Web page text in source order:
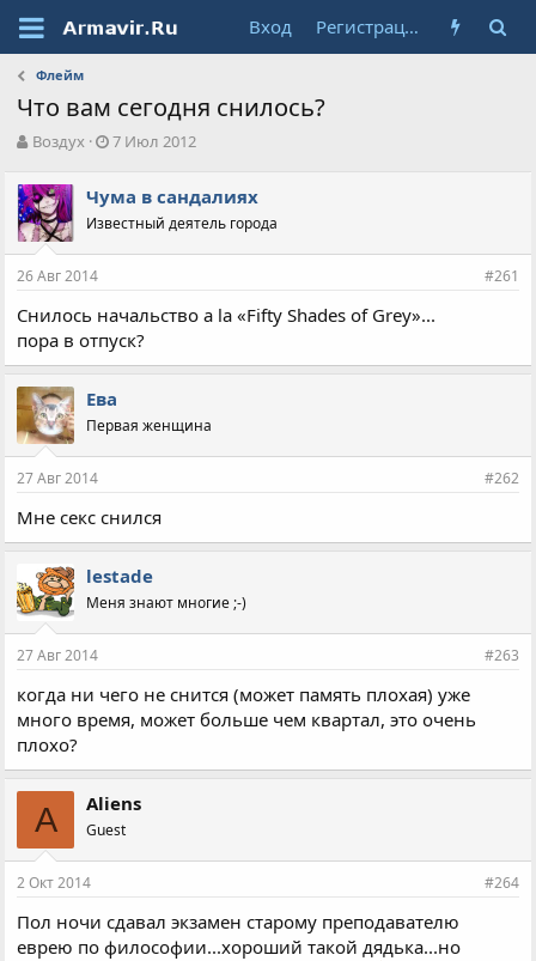
Вход Регистрация
Флейм
Что вам сегодня снилось?
А
т
о
р
т
е
ы
Воздух
Д
а
н
л
а
7 Июл 2012
Чума в сандалиях
Известный деятель города
26 Авг 2014 #261
Снилось начальство а la «Fifty Shades of Grey»...
пора в отпуск?
Ева
Первая женщина
27 Авг 2014 #262
Мне секс снился
lestade
Меня знают многие ;-)
27 Авг 2014 #263
когда ни чего не снится (может память плохая) уже
много время, может больше чем квартал, это очень
плохо?
A Aliens
Guest
2 Окт 2014 #264
Пол ночи сдавал экзамен старому преподавателю
еврею по философии...хороший такой дядька...но